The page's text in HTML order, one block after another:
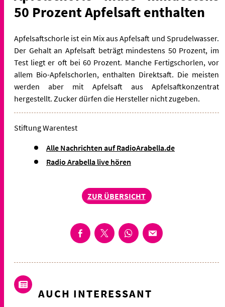
50 Prozent Apfelsaft enthalten
Apfelsaft­schorle ist ein Mix aus Apfelsaft und Sprudel­wasser.
Der Gehalt an Apfelsaft beträgt mindestens 50 Prozent, im
Test liegt er oft bei 60 Prozent. Manche Fertigschorlen, vor
allem Bio-Apfelschorlen, enthalten Direktsaft. Die meisten
werden aber mit Apfelsaft aus Apfelsaft­konzentrat
hergestellt. Zucker dürfen die Hersteller nicht zugeben.
Stiftung Warentest
Alle Nachrichten auf RadioArabella.de
Radio Arabella live hören
ZUR ÜBERSICHT
AUCH INTERESSANT